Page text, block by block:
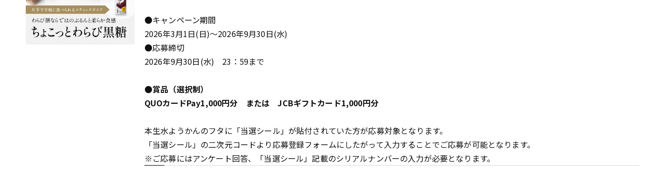
●キャンペーン期間
2026年3月1日(日)～2026年9月30日(水)
●応募締切
2026年9月30日(水) 23：59まで
●賞品（選択制）
QUOカードPay1,000円分 または JCBギフトカード1,000円分
本生水ようかんのフタに「当選シール」が貼付されていた方が応募対象となります。
「当選シール」の二次元コードより応募登録フォームにしたがって入力することでご応募が可能となります。
※ご応募にはアンケート回答、「当選シール」記載のシリアルナンバーの入力が必要となります。